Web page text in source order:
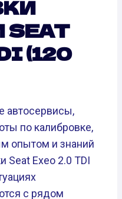
(120
автосервисы,
по калибровке,
опытом и знаний
Seat Exeo 2.0 TDI
с рядом